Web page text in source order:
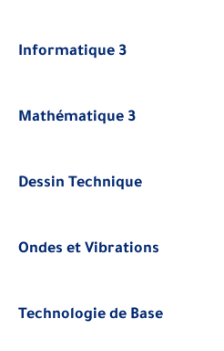
Informatique 3
Mathématique 3
Dessin Technique
Ondes et Vibrations
Technologie de Base